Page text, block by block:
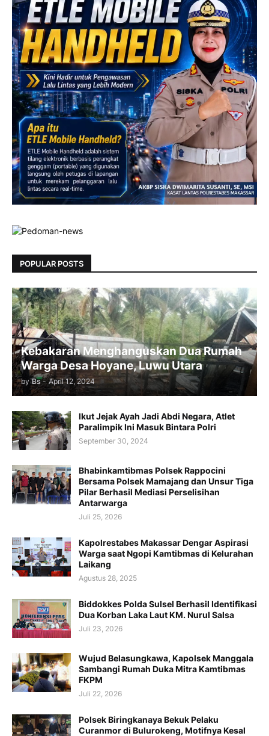
POPULAR POSTS
Kebakaran Menghanguskan Dua Rumah
Warga Desa Hoyane, Luwu Utara
by Bs - April 12, 2024
Ikut Jejak Ayah Jadi Abdi Negara, Atlet
Paralimpik Ini Masuk Bintara Polri
September 30, 2024
Bhabinkamtibmas Polsek Rappocini
Bersama Polsek Mamajang dan Unsur Tiga
Pilar Berhasil Mediasi Perselisihan
Antarwarga
Juli 25, 2026
Kapolrestabes Makassar Dengar Aspirasi
Warga saat Ngopi Kamtibmas di Kelurahan
Laikang
Agustus 28, 2025
Biddokkes Polda Sulsel Berhasil Identifikasi
Dua Korban Laka Laut KM. Nurul Salsa
Juli 23, 2026
Wujud Belasungkawa, Kapolsek Manggala
Sambangi Rumah Duka Mitra Kamtibmas
FKPM
Juli 22, 2026
Polsek Biringkanaya Bekuk Pelaku
Curanmor di Bulurokeng, Motifnya Kesal